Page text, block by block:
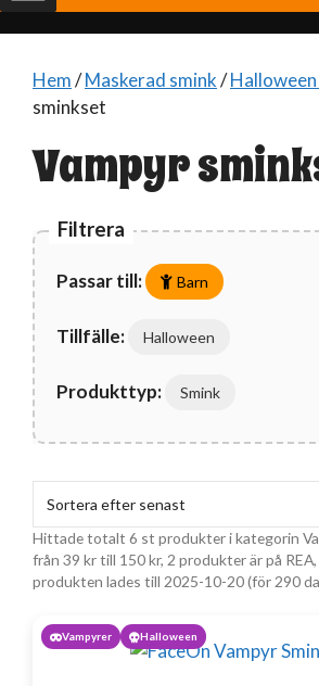
Hem/Maskerad smink/
sminkset
Vampyr
Filtrera
Passar till: Barn
Tillfälle: Halloween
Produkttyp: Smink
Hittade totalt 6 st produkter i kategorin
från 39 krtill 150kr, 2 produkter är på
produkten lades till 2025-10-20 (för 290
Vampyrer Halloween